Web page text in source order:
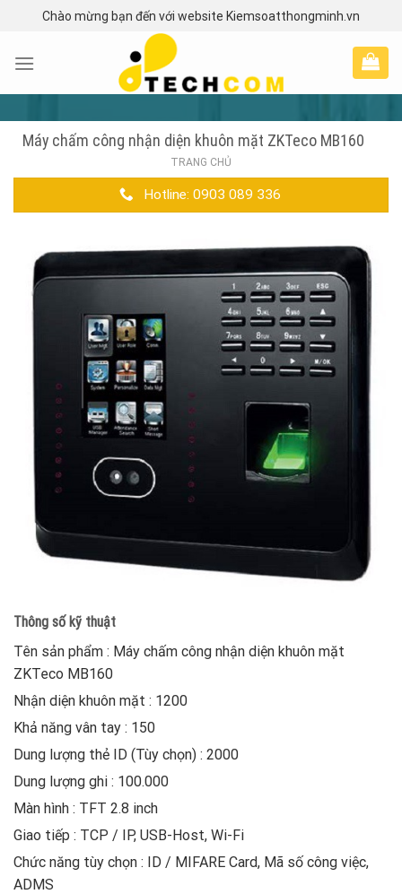
content
Chào mừng bạn đến với website Kiemsoatthongminh.vn
Máy chấm công nhận diện khuôn mặt ZKTeco MB160
TRANG CHỦ
Hotline: 0903 089 336
Thông số kỹ thuật
Tên sản phẩm : Máy chấm công nhận diện khuôn mặt
ZKTeco MB160
Nhận diện khuôn mặt : 1200
Khả năng vân tay : 150
Dung lượng thẻ ID (Tùy chọn) : 2000
Dung lượng ghi : 100.000
Màn hình : TFT 2.8 inch
Giao tiếp : TCP / IP, USB-Host, Wi-Fi
Chức năng tùy chọn : ID / MIFARE Card, Mã số công việc,
ADMS